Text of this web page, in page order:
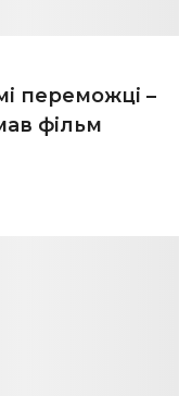
переможці –
фільм